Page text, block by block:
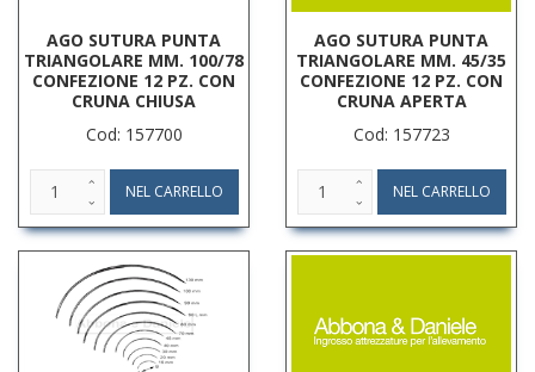
AGO SUTURA PUNTA
TRIANGOLARE MM. 100/78
CONFEZIONE 12 PZ. CON
CRUNA CHIUSA
Cod: 157700
AGO SUTURA PUNTA
TRIANGOLARE MM. 45/35
CONFEZIONE 12 PZ. CON
CRUNA APERTA
Cod: 157723